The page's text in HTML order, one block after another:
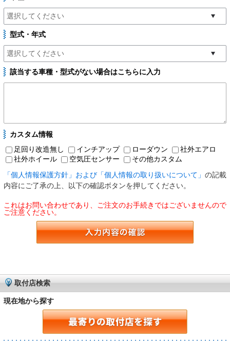
型式・年式
該当する車種・型式がない場合はこちらに入力
カスタム情報
足回り改造無し
インチアップ ローダウン
社外エアロ
社外ホイール
空気圧センサー
その他カスタム
「個人情報保護方針」および「個人情報の取り扱いについて」 の記載
内容にご了承の上、以下の確認ボタンを押してください。
これはお問い合わせであり、ご注文のお手続きではございませんので
ご注意ください。
取付店検索
現在地から探す